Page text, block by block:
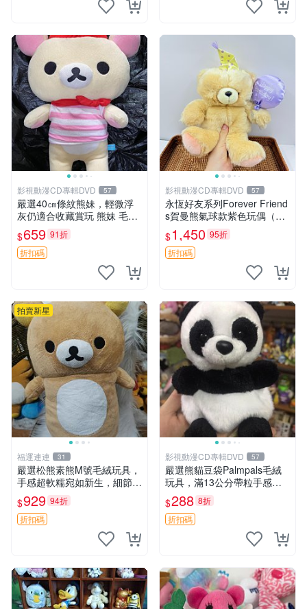
影視動漫CD專輯DVD 57
嚴選40㎝條紋熊妹，輕微浮
灰仍適合收藏賞玩 熊妹 毛絨
玩具 浮雕熊
$659 91折
折扣碼
影視動漫CD專輯DVD 57
永恆好友系列Forever Friend
s賀曼熊氣球款紫色玩偶（鼻
子稍有磨損） 中古玩具 氣球
熊 玩偶
$1,450 95折
折扣碼
拍賣新星
福運連連 31
嚴選松熊素熊M號毛絨玩具，
手感超軟糯宛如新生，細節精
緻完美無瑕，推薦送禮或珍
藏，中古狀態保養得宜。 松
熊 素熊 毛絨doll
$929 94折
折扣碼
影視動漫CD專輯DVD 57
嚴選熊貓豆袋Palmpals毛絨
玩具，滿13公分帶粒手感極
佳，電影主題周邊推薦 熊貓
Palmpals 毛絨玩具 豆袋 劇場
版周邊
$288 8折
折扣碼